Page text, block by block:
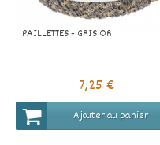
PAILLETTES - GRIS OR
7,25 €
Ajouter au panier